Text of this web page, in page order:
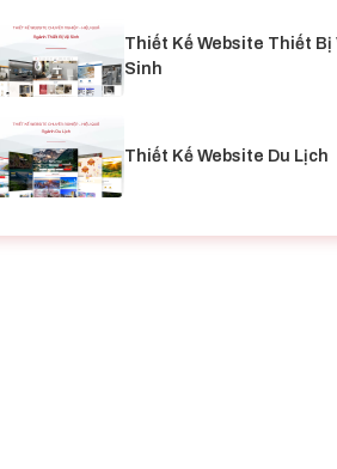
Thiết Kế Website Thiết Bị
Sinh
Thiết Kế Website Du Lịch